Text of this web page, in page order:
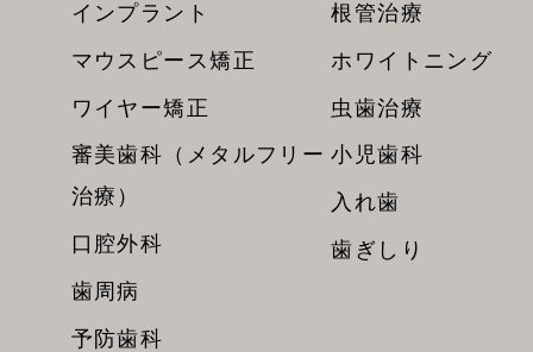
インプラント
マウスピース矯正
ワイヤー矯正
審美歯科（メタルフリー
治療）
口腔外科
歯周病
予防歯科
根管治療
ホワイトニング
虫歯治療
小児歯科
入れ歯
歯ぎしり